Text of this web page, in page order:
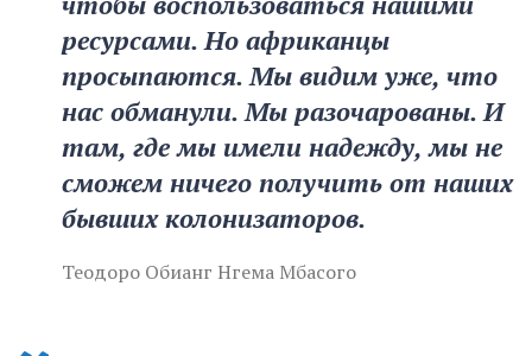
ресурсами. Но африканцы
просыпаются. Мы видим уже, что
нас обманули. Мы разочарованы. И
там, где мы имели надежду, мы не
сможем ничего получить от наших
бывших колонизаторов.
Теодоро Обианг Нгема Мбасого